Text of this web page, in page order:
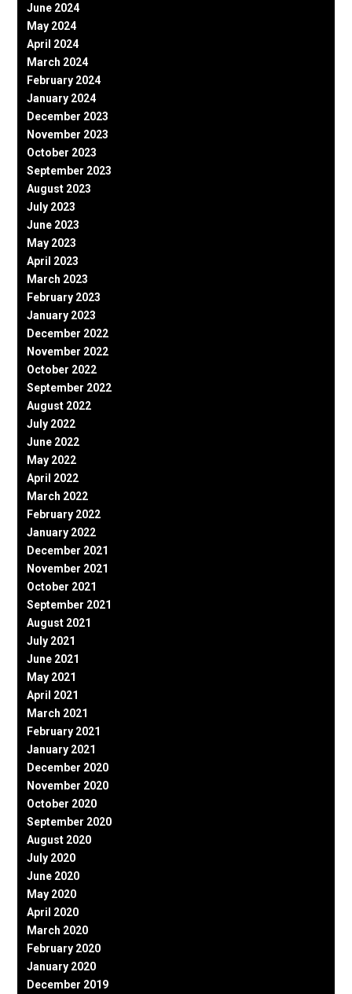
June 2024
May 2024
April 2024
March 2024
February 2024
January 2024
December 2023
November 2023
October 2023
September 2023
August 2023
July 2023
June 2023
May 2023
April 2023
March 2023
February 2023
January 2023
December 2022
November 2022
October 2022
September 2022
August 2022
July 2022
June 2022
May 2022
April 2022
March 2022
February 2022
January 2022
December 2021
November 2021
October 2021
September 2021
August 2021
July 2021
June 2021
May 2021
April 2021
March 2021
February 2021
January 2021
December 2020
November 2020
October 2020
September 2020
August 2020
July 2020
June 2020
May 2020
April 2020
March 2020
February 2020
January 2020
December 2019